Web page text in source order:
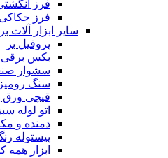
فرز
فرز حکاکی
سایر ابزار آلات
پروفیل بر
بکس برقی
سشوار
سنگ
قیچی ورق
اتو لوله
دمنده و
پیستوله
ابزار همه